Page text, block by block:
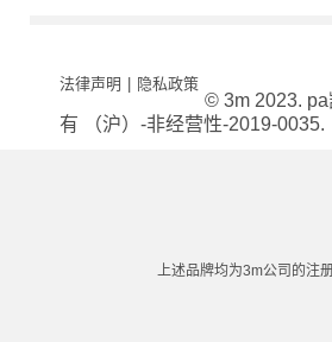
法律声明 | 隐私政策
© 3m 2023.
有 （沪）-非经营性-2019-0035.
上述品牌均为3m公司的注册